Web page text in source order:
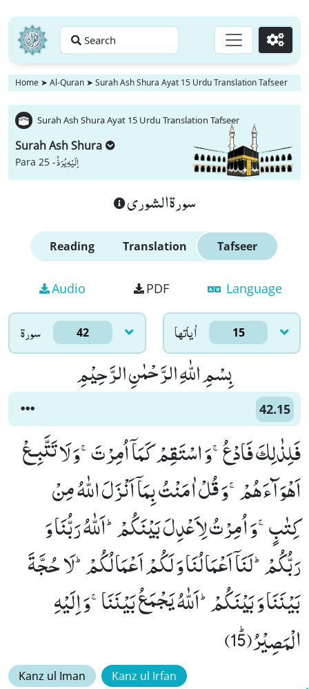
Search Go
Home ➤ Al-Quran ➤ Surah Ash Shura Ayat 15 Urdu Translation Tafseer
Surah Ash Shura Ayat 15 Urdu Translation Tafseer
Surah Ash Shura
Para 25 -اِلَیْهِ یُرَدُّ
سورة الشورى
Reading Translation Tafseer
Audio PDF Language
سورۃ 42 اٰياتها 15
بِسْمِ اللّٰهِ الرَّحْمٰنِ الرَّحِیْمِ
42.15
فَلِذٰلِكَ فَادْعُۚ-وَ اسْتَقِمْ كَمَاۤ اُمِرْتَۚ-وَ لَا تَتَّبِـعْ
اَهْوَآءَهُمْۚ-وَ قُلْ اٰمَنْتُ بِمَاۤ اَنْزَلَ اللّٰهُ مِنْ
كِتٰبٍۚ-وَ اُمِرْتُ لِاَعْدِلَ بَیْنَكُمْؕ-اَللّٰهُ رَبُّنَا وَ
رَبُّكُمْؕ-لَنَاۤ اَعْمَالُنَا وَ لَكُمْ اَعْمَالُكُمْؕ-لَا حُجَّةَ
بَیْنَنَا وَ بَیْنَكُمْؕ-اَللّٰهُ یَجْمَعُ بَیْنَنَاۚ-وَ اِلَیْهِ
الْمَصِیْرُﭤ(15)
Kanz ul Iman Kanz ul Irfan